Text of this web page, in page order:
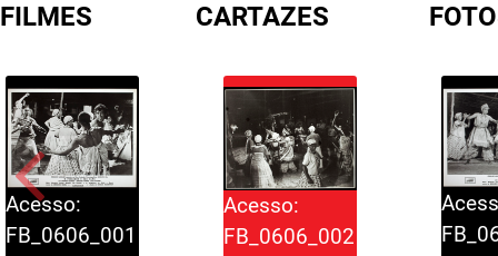
FILMES CARTAZES
Acesso:
FB_0606_001
Acesso:
FB_0606_002
FORMULÁRIO DE BUSCA